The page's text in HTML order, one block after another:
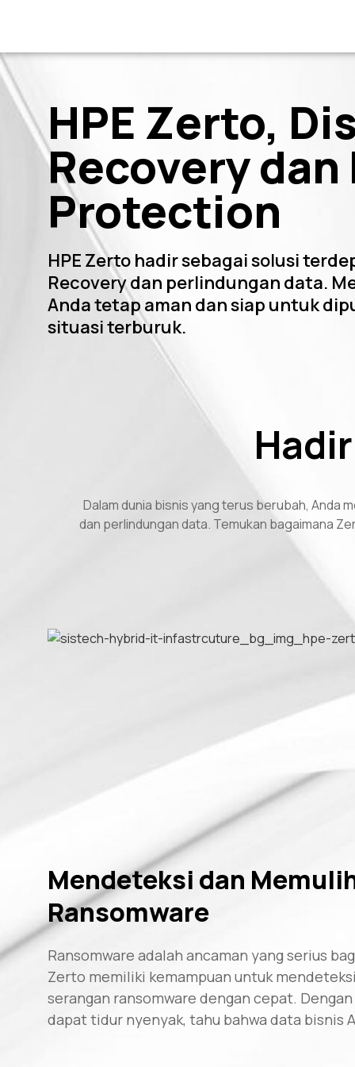
HPE Zerto,
Recovery dan
Protection
HPE Zerto hadir sebagai solusi
Recovery dan perlindungan data.
Anda tetap aman dan siap untuk
situasi terburuk.
Dalam dunia bisnis yang terus berubah, Anda
dan perlindungan data. Temukan bagaimana
Mendeteksi dan
Ransomware
Ransomware adalah ancaman yang serius
Zerto memiliki kemampuan untuk
serangan ransomware dengan cepat.
dapat tidur nyenyak, tahu bahwa data bisnis